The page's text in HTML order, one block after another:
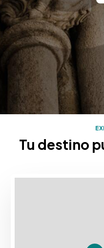
Tu destino
Mapa con los destinos